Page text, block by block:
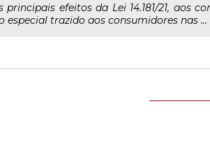
efeitos da Lei 14.181/21, aos
trazido aos consumidores nas ...